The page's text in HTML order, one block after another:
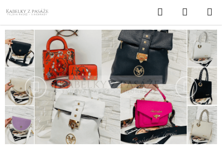
na
obsah
Hledat
KOŠÍK
V
á
ž
e
n
í
z
Předchozí